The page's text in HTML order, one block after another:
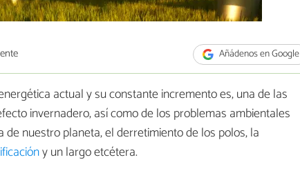
Añádenos en Google
actual y su constante incremento es, una de las
invernadero, así como de los problemas ambientales
nuestro planeta, el derretimiento de los polos, la
y un largo etcétera.